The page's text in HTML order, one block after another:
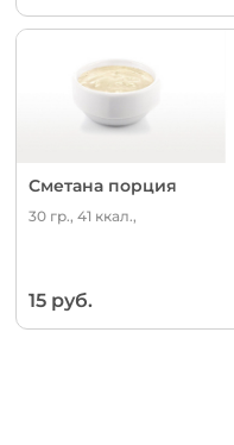
Сметана порция
30 гр., 41 ккал.,
15 руб.